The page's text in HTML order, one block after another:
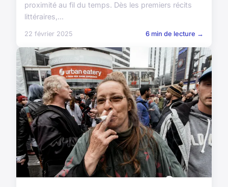
proximité au fil du temps. Dès les premiers récits
littéraires,...
22 février 2025 6 min de lecture →